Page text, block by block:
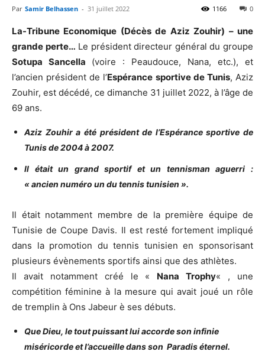
Par Samir Belhassen - 31 juillet 2022 0
1166
La-Tribune Economique (Décès de Aziz Zouhir) – une
grande perte… Le président directeur général du groupe
Sotupa Sancella (voire : Peaudouce, Nana, etc.), et
l’ancien président de l’Espérance sportive de Tunis, Aziz
Zouhir, est décédé, ce dimanche 31 juillet 2022, à l’âge de
69 ans.
Aziz Zouhir a été président de l’Espérance sportive de
Tunis de 2004 à 2007.
Il était un grand sportif et un tennisman aguerri :
« ancien numéro un du tennis tunisien ».
Il était notamment membre de la première équipe de
Tunisie de Coupe Davis. Il est resté fortement impliqué
dans la promotion du tennis tunisien en sponsorisant
plusieurs évènements sportifs ainsi que des athlètes.
Il avait notamment créé le « Nana Trophy« , une
compétition féminine à la mesure qui avait joué un rôle
de tremplin à Ons Jabeur è ses débuts.
Que Dieu, le tout puissant lui accorde son infinie
miséricorde et l’accueille dans son Paradis éternel.